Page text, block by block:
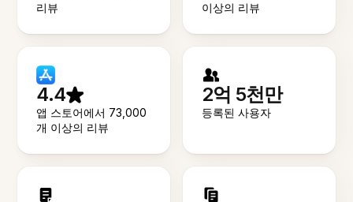
리뷰
이상의 리뷰
4.4
앱 스토어에서 73,000
개 이상의 리뷰
2억 5천만
등록된 사용자